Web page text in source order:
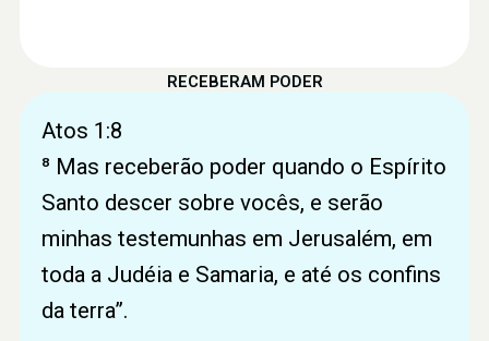
RECEBERAM PODER
Atos 1:8
⁸ Mas receberão poder quando o Espírito
Santo descer sobre vocês, e serão
minhas testemunhas em Jerusalém, em
toda a Judéia e Samaria, e até os confins
da terra”.